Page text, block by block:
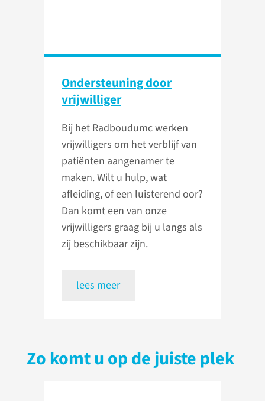
Ondersteuning door
vrijwilliger
Bij het Radboudumc werken
vrijwilligers om het verblijf van
patiënten aangenamer te
maken. Wilt u hulp, wat
afleiding, of een luisterend oor?
Dan komt een van onze
vrijwilligers graag bij u langs als
zij beschikbaar zijn.
lees meer
Zo komt u op de juiste plek